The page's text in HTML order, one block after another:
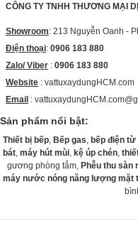
CÔNG TY TNHH THƯƠNG MẠI
Showroom: 213 Nguyễn Oanh -
Điện thoại: 0906 183 880
Zalo/ Viber : 0906 183 880
Website : vattuxaydungHCM.com
Email :
Sản phẩm nổi bật:
Thiết bị bếp, Bếp gas bếp điện từ
bát, máy hút mùi, kệ úp chén,
gương phòng tắm, Phễu thu sàn
máy nước nóng năng lượng mặt